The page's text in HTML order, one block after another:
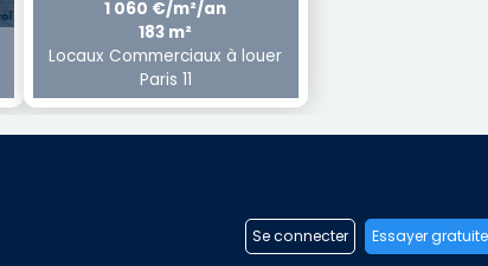
1 060 €/m²/an
183 m²
Locaux Commerciaux à louer
Paris 11
Se connecter Essayer